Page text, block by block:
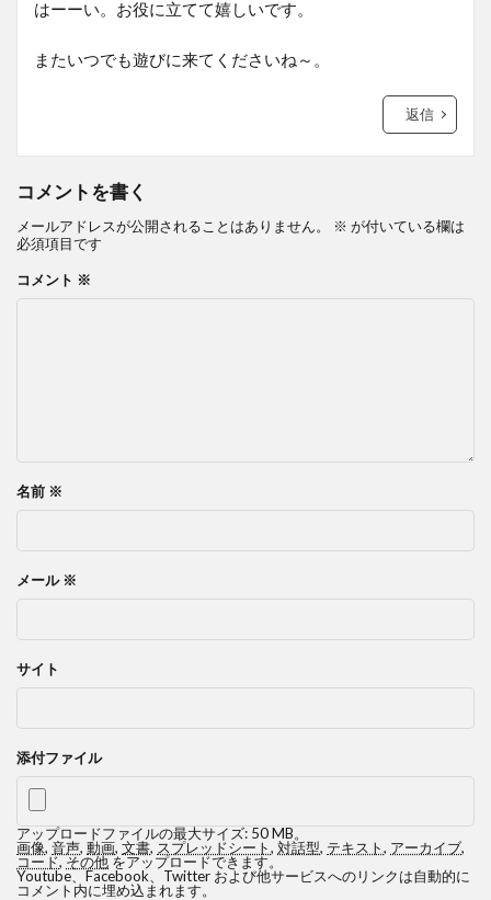
はーーい。お役に立てて嬉しいです。
またいつでも遊びに来てくださいね～。
返信
コメントを書く
メールアドレスが公開されることはありません。 ※ が付いている欄は
必須項目です
コメント ※
名前 ※
メール ※
サイト
添付ファイル
アップロードファイルの最大サイズ: 50 MB。
画像, 音声, 動画, 文書, スプレッドシート, 対話型, テキスト, アーカイブ,
コード,その他をアップロードできます。
Youtube、Facebook、Twitter および他サービスへのリンクは自動的に
コメント内に埋め込まれます。